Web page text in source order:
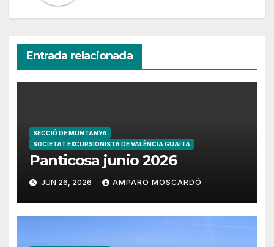
Entrada relacionada
SECCIÓ DE MUNTANYA
SOCIETAT EXCURSIONISTA DE VALÈNCIA GUAITA
Panticosa junio 2026
JUN 26, 2026 AMPARO MOSCARDÓ